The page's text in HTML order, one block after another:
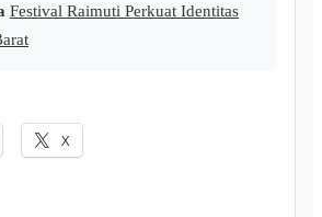
Festival Raimuti Perkuat Identitas
X